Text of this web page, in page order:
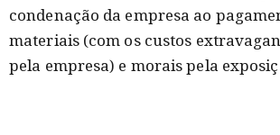
condenação da empresa ao
materiais (com os custos
pela empresa) e morais pela